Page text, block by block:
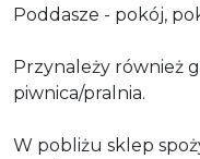
Poddasze - pokój,
Przynależy również
piwnica/pralnia.
W pobliżu sklep